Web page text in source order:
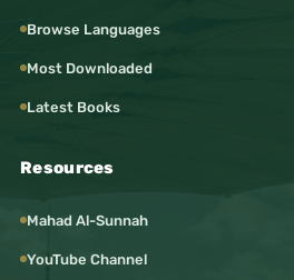
Browse Languages
Most Downloaded
Latest Books
Resources
Mahad Al-Sunnah
YouTube Channel